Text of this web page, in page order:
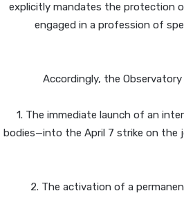
explicitly mandates the protection
engaged in a profession of
Accordingly, the
1. The immediate launch of an
bodies—into the April 7 strike on the
2. The activation of a